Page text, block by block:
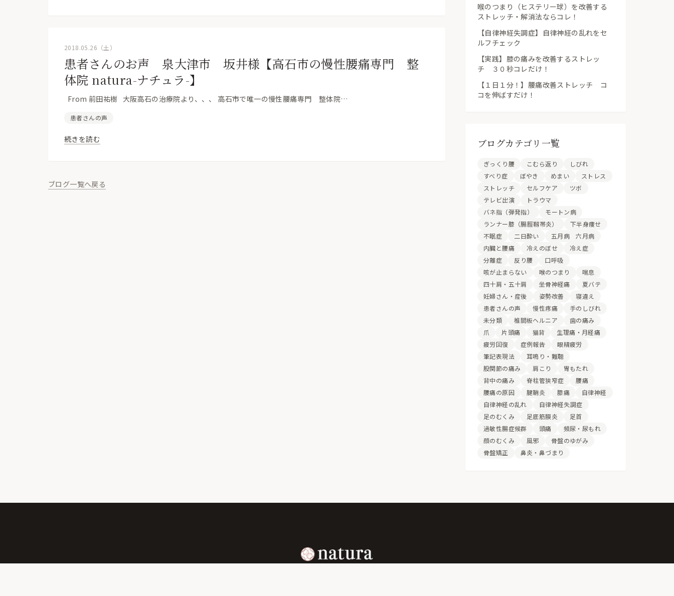
2018.05.26（土）
患者さんのお声 泉大津市 坂井様【高石市の慢性腰痛専門 整
体院 natura-ナチュラ-】
From 前田祐樹 大阪高石の治療院より、、、 高石市で唯一の慢性腰痛専門 整体院…
患者さんの声
続きを読む
ブログ一覧へ戻る
喉のつまり（ヒステリー球）を改善する
ストレッチ・解消法ならコレ！
【自律神経失調症】自律神経の乱れをセ
ルフチェック
【実践】膝の痛みを改善するストレッ
チ ３０秒コレだけ！
【１日１分！】腰痛改善ストレッチ コ
コを伸ばすだけ！
ブログカテゴリ一覧
ぎっくり腰 こむら返り
しびれ
すべり症
ぼやき めまい
ストレス
ストレッチ
セルフケア
ツボ
テレビ出演
トラウマ
バネ指（弾発指）
モートン病
ランナー膝（腸脛靱帯炎）
下半身痩せ
不眠症
二日酔い
五月病 六月病
内臓と腰痛
冷えのぼせ
冷え症
分離症
反り腰
口呼吸
咳が止まらない
喉のつまり
喘息
四十肩・五十肩
坐骨神経痛
夏バテ
妊婦さん・産後
姿勢改善
寝違え
患者さんの声
慢性疼痛
手のしびれ
未分類
椎間板ヘルニア
歯の痛み
爪
片頭痛 猫背
生理痛・月経痛
疲労回復
症例報告
眼精疲労
筆記表現法
耳鳴り・難聴
股関節の痛み
肩こり
胃もたれ
背中の痛み
脊柱管狭窄症
腰痛
腰痛の原因
腱鞘炎 膝痛
自律神経
自律神経の乱れ
自律神経失調症
足のむくみ
足底筋膜炎
足首
過敏性腸症候群
頭痛
頻尿・尿もれ
顔のむくみ
風邪
骨盤のゆがみ
骨盤矯正
鼻炎・鼻づまり